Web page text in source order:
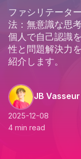
ファシリテータ
法：無意識な思
個人で自己認識
性と問題解決力
紹介します。
JB Vasseur
2025-12-08
4 min read